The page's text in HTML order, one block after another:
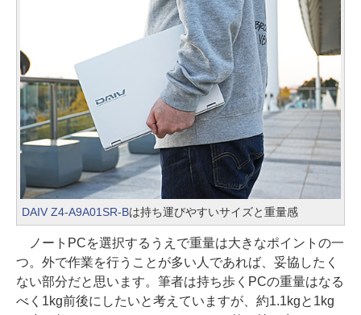
DAIV Z4-A9A01SR-Bは持ち運びやすいサイズと重量感
ノートPCを選択するうえで重量は大きなポイントの一
つ。外で作業を行うことが多い人であれば、妥協したく
ない部分だと思います。筆者は持ち歩くPCの重量はなる
べく1kg前後にしたいと考えていますが、約1.1kgと1kg